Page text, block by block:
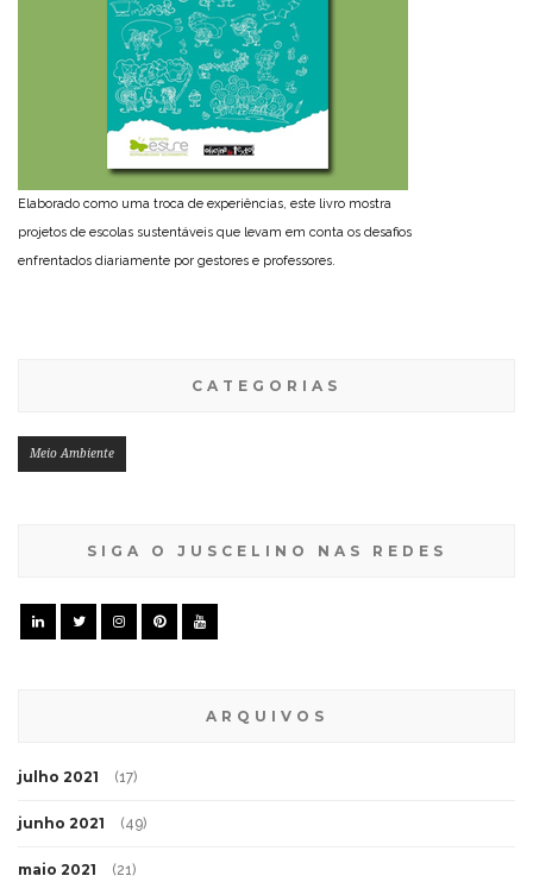
Elaborado como uma troca de experiências, este livro mostra
projetos de escolas sustentáveis que levam em conta os desafios
enfrentados diariamente por gestores e professores.
CATEGORIAS
Meio Ambiente
SIGA O JUSCELINO NAS REDES
ARQUIVOS
julho 2021 (17)
junho 2021 (49)
maio 2021 (21)